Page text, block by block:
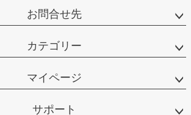
お問合せ先
カテゴリー
マイページ
サポート